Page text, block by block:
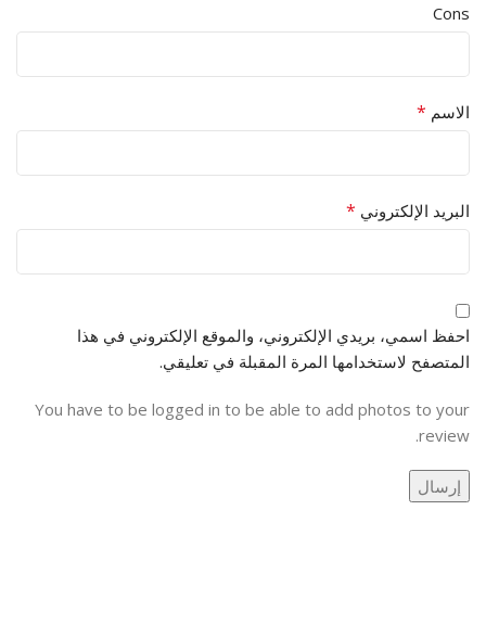
Cons
الاسم *
البريد الإلكتروني *
احفظ اسمي، بريدي الإلكتروني، والموقع الإلكتروني في هذا
المتصفح لاستخدامها المرة المقبلة في تعليقي.
You have to be logged in to be able to add photos to your
review.